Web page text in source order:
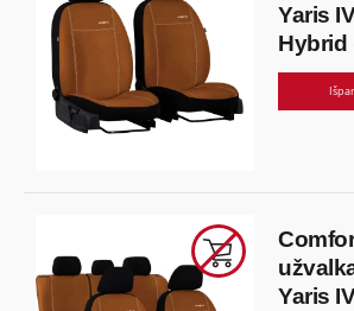
Yaris
Yaris